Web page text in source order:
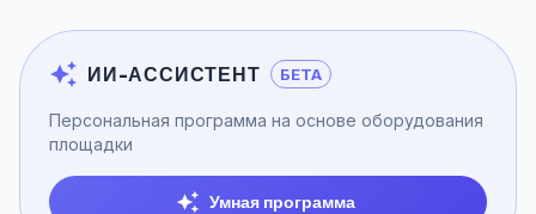
ИИ-АССИСТЕНТ БЕТА
Персональная программа на основе оборудования
площадки
Умная программа